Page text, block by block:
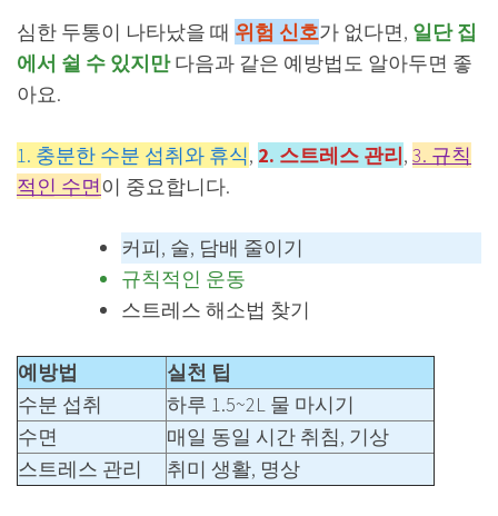
심한 두통이 나타났을 때 위험 신호가 없다면, 일단 집
에서 쉴 수 있지만다음과 같은 예방법도 알아두면 좋
아요.
1. 충분한 수분 섭취와 휴식, 2. 스트레스 관리, 3. 규칙
적인 수면이 중요합니다.
커피, 술, 담배 줄이기
규칙적인 운동
스트레스 해소법 찾기
예방법
실천 팁
수분 섭취
하루 1.5~2L 물 마시기
수면
매일 동일 시간 취침, 기상
스트레스 관리
취미 생활, 명상